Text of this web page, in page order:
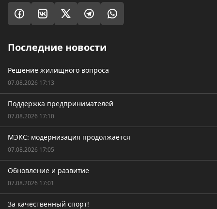
Последние новости
Решение жилищного вопроса
07.08.2026 17:13
Поддержка предпринимателей
07.08.2026 17:10
МЭКС: модернизация продолжается
07.08.2026 17:05
Обновление и развитие
07.08.2026 17:01
За качественный спорт!